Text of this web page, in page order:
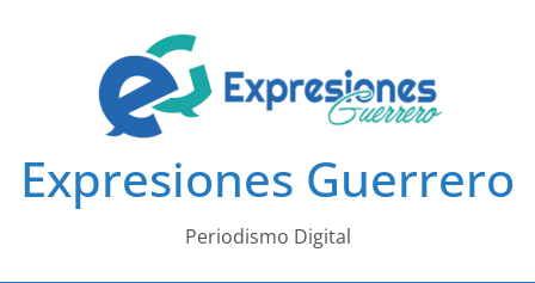
Expresiones Guerrero
Periodismo Digital